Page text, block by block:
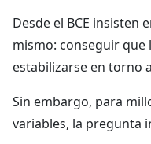
Desde el BCE insisten
mismo: conseguir que
estabilizarse en torno
Sin embargo, para
variables, la pregunta